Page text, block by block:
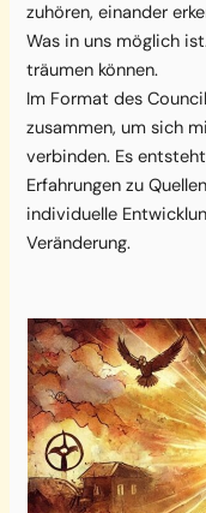
zuhören, einander
Was in uns möglich
träumen können.
Im Format des
zusammen, um sich
verbinden. Es
Erfahrungen zu
individuelle
Veränderung.